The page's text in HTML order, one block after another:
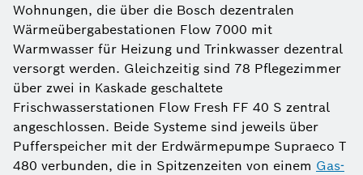
Wohnungen, die über die Bosch dezentralen
Wärmeübergabestationen Flow 7000 mit
Warmwasser für Heizung und Trinkwasser dezentral
versorgt werden. Gleichzeitig sind 78 Pflegezimmer
über zwei in Kaskade geschaltete
Frischwasserstationen Flow Fresh FF 40 S zentral
angeschlossen. Beide Systeme sind jeweils über
Pufferspeicher mit der Erdwärmepumpe Supraeco T
480 verbunden, die in Spitzenzeiten von einem Gas-